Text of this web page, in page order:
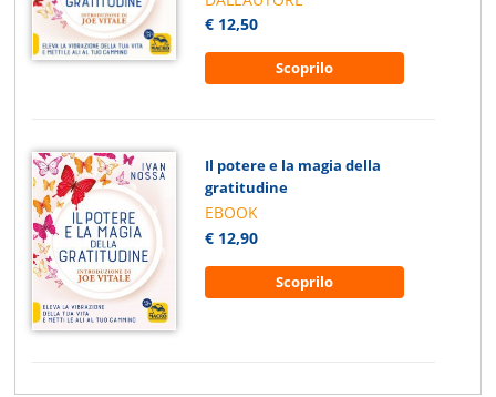
€ 12,50
Scoprilo
Il potere e la magia della
gratitudine
EBOOK
€ 12,90
Scoprilo